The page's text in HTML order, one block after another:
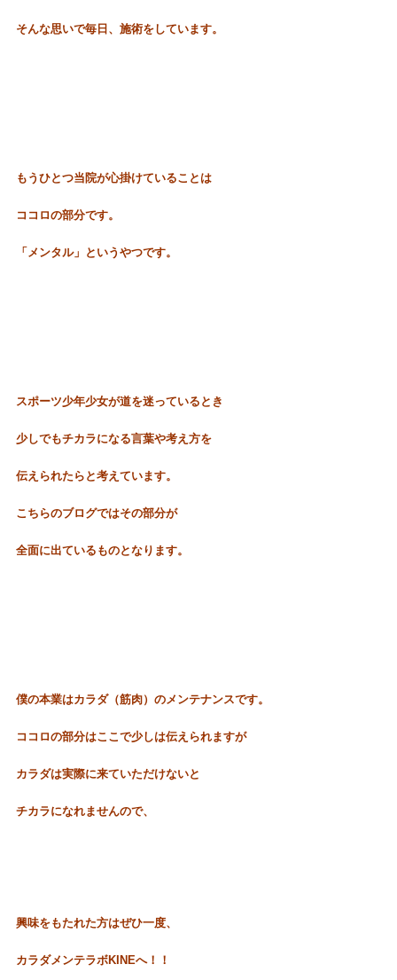
そんな思いで毎日、施術をしています。
もうひとつ当院が心掛けていることは
ココロの部分です。
「メンタル」というやつです。
スポーツ少年少女が道を迷っているとき
少しでもチカラになる言葉や考え方を
伝えられたらと考えています。
こちらのブログではその部分が
全面に出ているものとなります。
僕の本業はカラダ（筋肉）のメンテナンスです。
ココロの部分はここで少しは伝えられますが
カラダは実際に来ていただけないと
チカラになれませんので、
興味をもたれた方はぜひ一度、
カラダメンテラボKINEへ！！